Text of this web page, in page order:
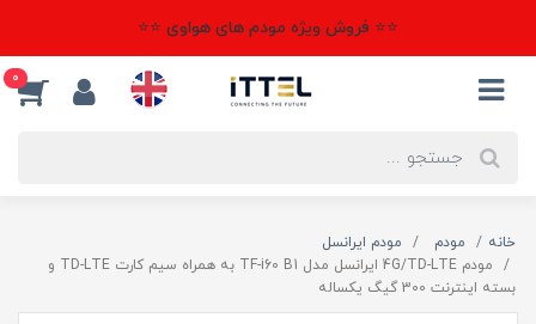
⭐⭐ فروش ویژه مودم های هواوی ⭐⭐
0
خانه مودم
مودم ایرانسل
مودم 4G/TD-LTE ایرانسل مدل TF-i60 B1 به همراه سیم کارت TD-LTE و
بسته اینترنت 300 گیگ یکساله